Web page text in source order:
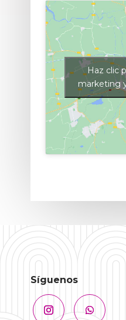
Haz clic
marketing
Síguenos